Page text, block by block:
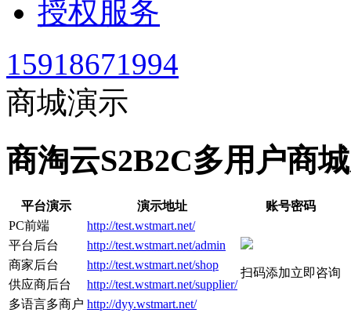
授权服务
15918671994
商城演示
商淘云S2B2C多用户商
平台演示 演示地址
账号密码
PC前端
http://test.wstmart.net/
扫码添加立即咨询
平台后台
http://test.wstmart.net/admin
商家后台
http://test.wstmart.net/shop
供应商后台
http://test.wstmart.net/supplier/
多语言多商户 http://dyy.wstmart.net/